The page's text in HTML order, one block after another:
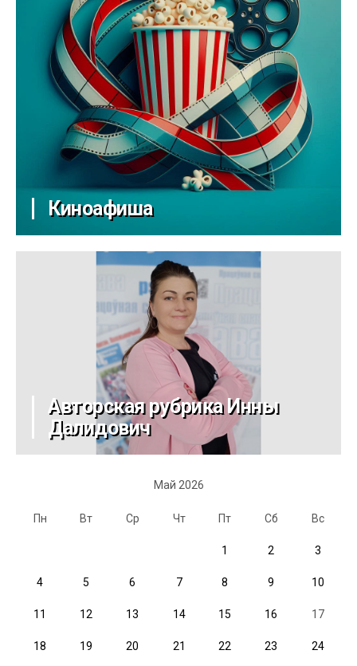
Киноафиша
Авторская рубрика Инны
Далидович
Май 2026
Пн Вт Ср Чт Пт Сб Вс
1 2 3
4 5 6 7 8 9 10
11 12 13 14 15 16 17
18 19 20 21 22 23 24